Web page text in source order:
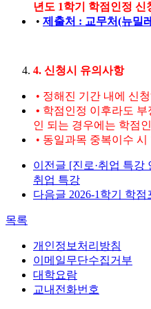
년도 1학기 학점인정 신
• 제출처 : 교무처(뉴밀
4. 신청시 유의사항
• 정해진 기간 내에 신
• 학점인정 이후라도
인 되는 경우에는 학점
• 동일과목 중복이수
이전글 [진로·취업 특강
취업 특강
다음글 2026-1학기 학
목록
개인정보처리방침
이메일무단수집거부
대학요람
교내전화번호